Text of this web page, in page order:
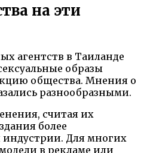
на эти
агентств в Таиланде
образы
общества. Мнения о
разнообразными.
считая их
более
Для многих
в рекламе или